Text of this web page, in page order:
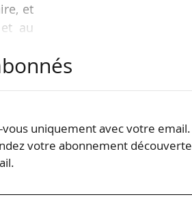
et
au
uniquement avec votre email.
votre abonnement découverte